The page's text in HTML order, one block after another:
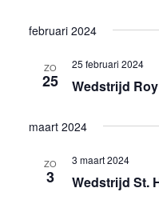
februari 2024
ZO
25 Wedstrijd
25 februari 2024
maart 2024
ZO
3 Wedstrijd St.
3 maart 2024